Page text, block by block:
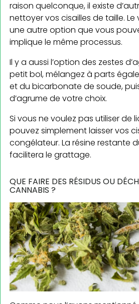
raison quelconque, il existe
nettoyer vos cisailles de taille.
une autre option que vous
implique le même processus.
Il y a aussi l’option des zestes
petit bol, mélangez à parts
et du bicarbonate de soude,
d’agrume de votre choix.
Si vous ne voulez pas utiliser de
pouvez simplement laisser vos
congélateur. La résine restante
facilitera le grattage.
QUE FAIRE DES RÉSIDUS OU
CANNABIS ?